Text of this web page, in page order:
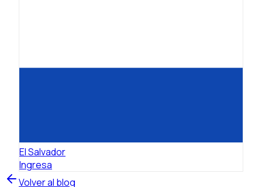
El Salvador
Ingresa
Volver al blog